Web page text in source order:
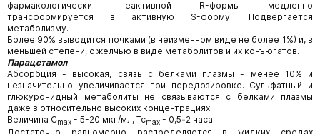
фармакологически неактивной R-формы медленно
трансформируется в активную S-форму. Подвергается
метаболизму.
Более 90% выводится почками (в неизменном виде не более 1%) и, в
меньшей степени, с желчью в виде метаболитов и их конъюгатов.
Парацетамол
Абсорбция - высокая, связь с белками плазмы - менее 10% и
незначительно увеличивается при передозировке. Сульфатный и
глюкуронидный метаболиты не связываются с белками плазмы
даже в относительно высоких концентрациях.
Величина Cmax - 5-20 мкг/мл, Tcmax - 0,5-2 часа.